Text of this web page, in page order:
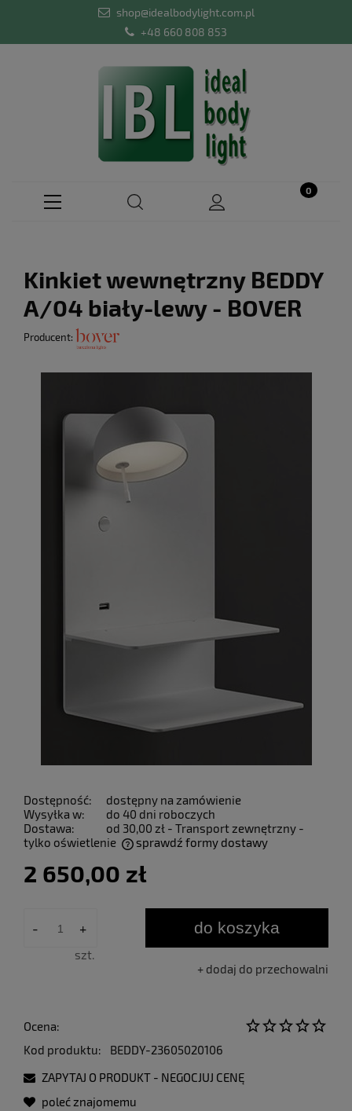
shop@idealbodylight.com.pl
+48 660 808 853
Kinkiet wewnętrzny BEDDY
A/04 biały-lewy - BOVER
Producent:
Dostępność:
dostępny na zamówienie
Wysyłka w:
do 40 dni roboczych
Dostawa:
od 30,00 zł - Transport zewnętrzny -
tylko oświetlenie
sprawdź formy dostawy
2 650,00 zł
- +
szt.
do koszyka
dodaj do przechowalni
Ocena:
Kod produktu:
BEDDY-23605020106
ZAPYTAJ O PRODUKT - NEGOCJUJ CENĘ
poleć znajomemu